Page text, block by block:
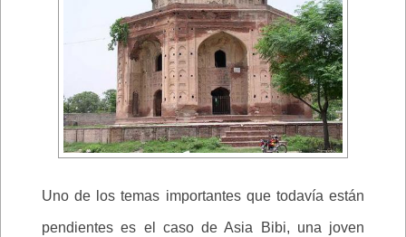
Uno de los temas importantes que todavía están
pendientes es el caso de Asia Bibi, una joven